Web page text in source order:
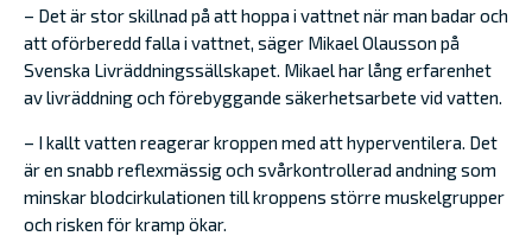
– Det är stor skillnad på att hoppa i vattnet när man badar och
att oförberedd falla i vattnet, säger Mikael Olausson på
Svenska Livräddningssällskapet. Mikael har lång erfarenhet
av livräddning och förebyggande säkerhetsarbete vid vatten.
– I kallt vatten reagerar kroppen med att hyperventilera. Det
är en snabb reflexmässig och svårkontrollerad andning som
minskar blodcirkulationen till kroppens större muskelgrupper
och risken för kramp ökar.